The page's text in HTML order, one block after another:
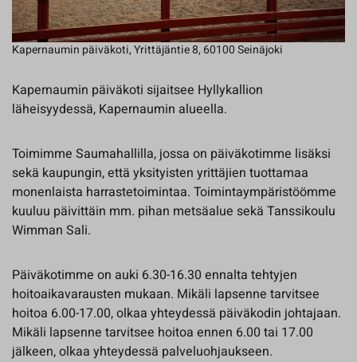
Kapernaumin päiväkoti, Yrittäjäntie 8, 60100 Seinäjoki
Kapernaumin päiväkoti sijaitsee Hyllykallion
läheisyydessä, Kapernaumin alueella.
Toimimme Saumahallilla, jossa on päiväkotimme lisäksi
sekä kaupungin, että yksityisten yrittäjien tuottamaa
monenlaista harrastetoimintaa. Toimintaympäristöömme
kuuluu päivittäin mm. pihan metsäalue sekä Tanssikoulu
Wimman Sali.
Päiväkotimme on auki 6.30-16.30 ennalta tehtyjen
hoitoaikavarausten mukaan. Mikäli lapsenne tarvitsee
hoitoa 6.00-17.00, olkaa yhteydessä päiväkodin johtajaan.
Mikäli lapsenne tarvitsee hoitoa ennen 6.00 tai 17.00
jälkeen, olkaa yhteydessä palveluohjaukseen.